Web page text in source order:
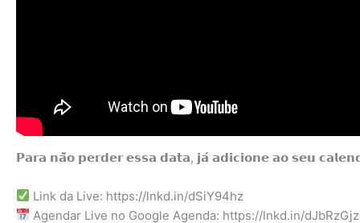
𝗣𝗮𝗿𝗮 𝗻𝗮̃𝗼 𝗽𝗲𝗿𝗱𝗲𝗿 𝗲𝘀𝘀𝗮 𝗱𝗮𝘁𝗮, 𝗷𝗮́ 𝗮𝗱𝗶𝗰𝗶𝗼𝗻𝗲 𝗮𝗼 𝘀𝗲𝘂
Link da Live: https://lnkd.in/dSiY94hz
Agendar Live no Google Agenda: https://lnkd.in/dJbRzGjz